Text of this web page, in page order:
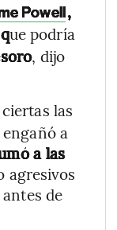
Powell,
ue podría
, dijo
las
a
a las
agresivos
de